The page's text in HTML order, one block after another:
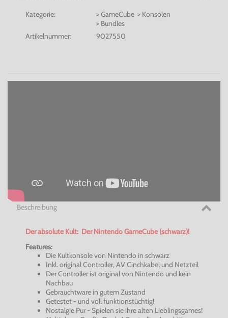
Kategorie:
> GameCube > Konsolen
> Bundles
Artikelnummer:
9027550
Beschreibung
Der absolute Kult: Der Nintendo GameCube (schwarz)!
Features:
Die Kultkonsole von Nintendo in schwarz
Inkl. original Controller, AV Cinchkabel und Netzteil
Der Controller ist original von Nintendo und kein
Nachbau
Gebrauchtware in gutem Zustand
Getestet - und voll funktionstüchtig!
Nostalgie Pur - Spielen sie ihre alten Lieblingsgames!